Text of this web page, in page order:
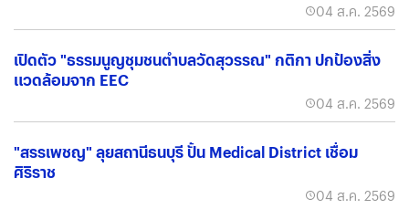
04 ส.ค. 2569
เปิดตัว "ธรรมนูญชุมชนตำบลวัดสุวรรณ" กติกา ปกป้องสิ่ง
แวดล้อมจาก EEC
04 ส.ค. 2569
"สรรเพชญ" ลุยสถานีธนบุรี ปั้น Medical District เชื่อม
ศิริราช
04 ส.ค. 2569